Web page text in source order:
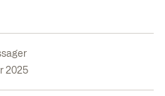
2025